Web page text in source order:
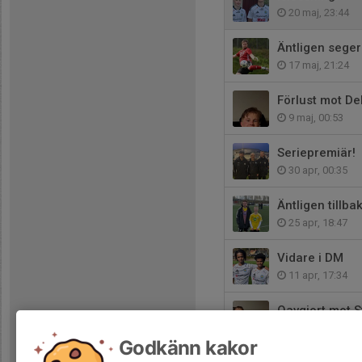
20 maj, 23:44
Äntligen seger
17 maj, 21:24
Förlust mot
9 maj, 00:53
Seriepremiär!
30 apr, 00:35
Äntligen
25 apr, 18:47
Vidare i DM
11 apr, 17:34
Oavgjort mot
Godkänn kakor